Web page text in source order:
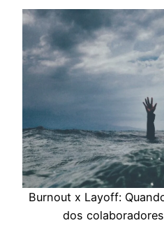
Burnout x Layoff:
dos